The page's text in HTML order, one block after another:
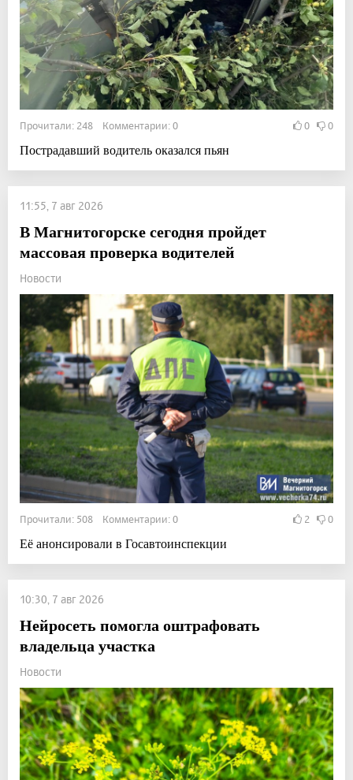
Прочитали: 248 Комментарии: 0 0 0
Пострадавший водитель оказался пьян
11:55, 7 авг 2026
В Магнитогорске сегодня пройдет
массовая проверка водителей
Новости
Прочитали: 508 Комментарии: 0 2 0
Её анонсировали в Госавтоинспекции
10:30, 7 авг 2026
Нейросеть помогла оштрафовать
владельца участка
Новости